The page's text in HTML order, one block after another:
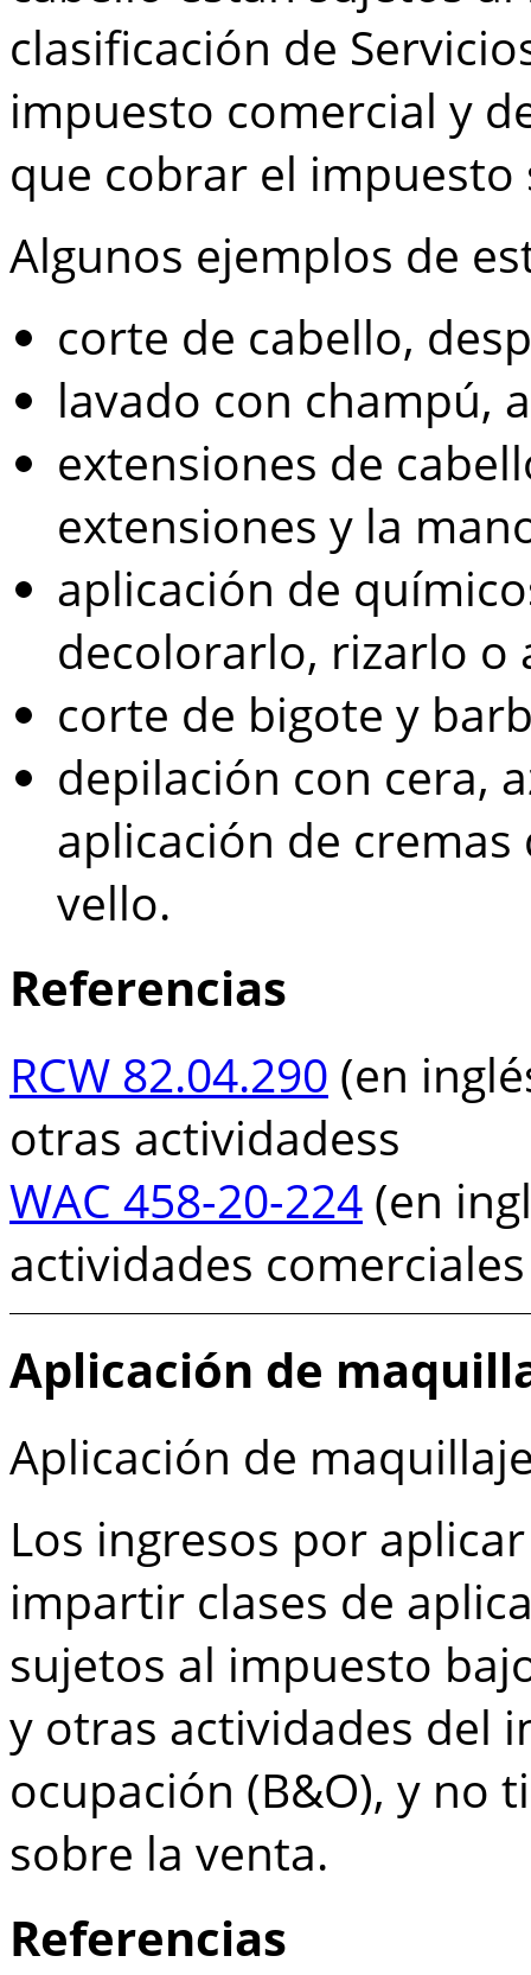
clasificación de
impuesto comercial y
que cobrar el impuesto
Algunos ejemplos de
corte de cabello,
lavado con champú,
extensiones de
extensiones y la
aplicación de
decolorarlo, rizarlo o
corte de bigote y
depilación con cera,
aplicación de
vello.
Referencias
RCW 82.04.290 (en
otras actividadess
WAC 458-20-224 (en
actividades comerciales
Aplicación de
Aplicación de
Los ingresos por
impartir clases de
sujetos al impuesto
y otras actividades del
ocupación (B&O), y no
sobre la venta.
Referencias